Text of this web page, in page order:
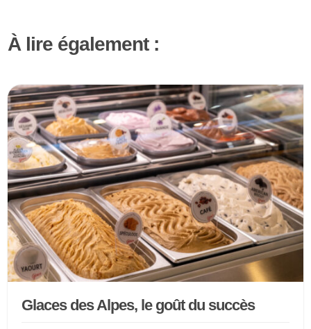
À lire également :
Glaces des Alpes, le goût du succès